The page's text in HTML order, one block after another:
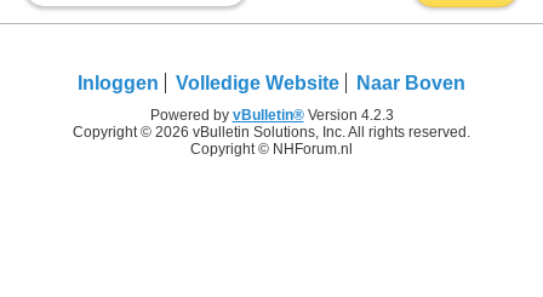
Inloggen Volledige Website Naar Boven
Powered by vBulletin®Version 4.2.3
Copyright © 2026 vBulletin Solutions, Inc. All rights reserved.
Copyright © NHForum.nl